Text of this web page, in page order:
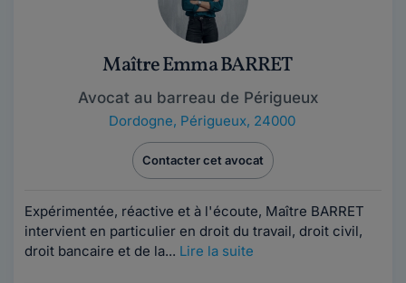
Maître Emma BARRET
Avocat au barreau de Périgueux
Dordogne, Périgueux, 24000
Contacter cet avocat
Expérimentée, réactive et à l'écoute, Maître BARRET
intervient en particulier en droit du travail, droit civil,
droit bancaire et de la... Lire la suite